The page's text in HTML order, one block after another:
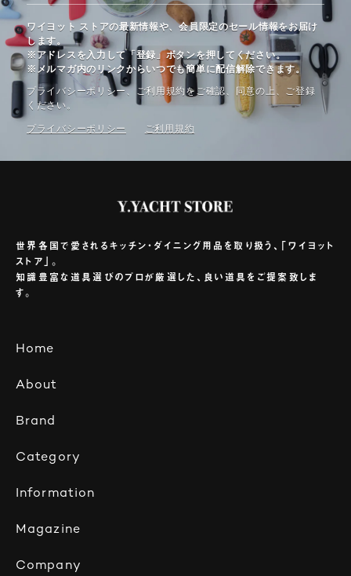
ワイヨット ストアの最新情報や、会員限定のセール情報をお届け
します。
※アドレスを入力して「登録」ボタンを押してください。
※メルマガ内のリンクからいつでも簡単に配信解除できます。
プライバシーポリシー、ご利⽤規約をご確認、同意の上、ご登録
ください。
プライバシーポリシー ご利⽤規約
世界各国で愛されるキッチン・ダイニング用品を取り扱う、「ワイヨット
ストア」。
知識豊富な道具選びのプロが厳選した、良い道具をご提案致しま
す。
Home
Brand
Information
Company
About
Category
Magazine